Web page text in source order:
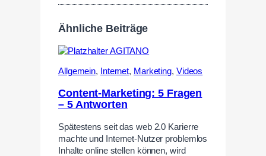
Ähnliche Beiträge
Allgemein, Internet, Marketing, Videos
Content-Marketing: 5 Fragen
– 5 Antworten
Spätestens seit das web 2.0 Karierre
machte und Internet-Nutzer problemlos
Inhalte online stellen können, wird